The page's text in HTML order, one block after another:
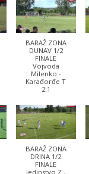
BARAŽ ZONA
DUNAV 1/2
FINALE
Vojvoda
Milenko -
Karađorđe T
2:1
BARAŽ ZONA
DRINA 1/2
FINALE
Jedinstvo Z -